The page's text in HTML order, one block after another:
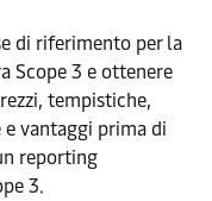
di riferimento per la
Scope 3 e ottenere
tempistiche,
vantaggi prima di
reporting
3.